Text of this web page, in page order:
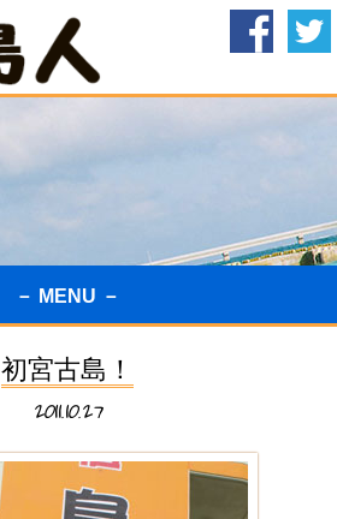
－ MENU －
初宮古島！
2011.10.27